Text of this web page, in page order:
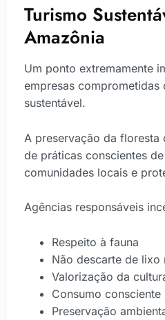
Turismo
Amazônia
Um ponto extremamente
empresas comprometidas
sustentável.
A preservação da floresta
de práticas conscientes
comunidades locais e
Agências responsáveis
Respeito à fauna
Não descarte de lixo
Valorização da
Consumo consciente
Preservação